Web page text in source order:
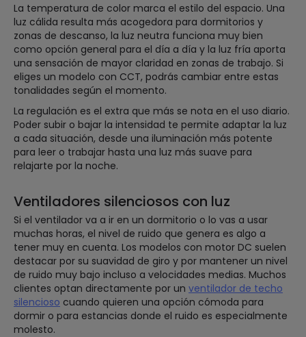
La temperatura de color marca el estilo del espacio. Una
luz cálida resulta más acogedora para dormitorios y
zonas de descanso, la luz neutra funciona muy bien
como opción general para el día a día y la luz fría aporta
una sensación de mayor claridad en zonas de trabajo. Si
eliges un modelo con CCT, podrás cambiar entre estas
tonalidades según el momento.
La regulación es el extra que más se nota en el uso diario.
Poder subir o bajar la intensidad te permite adaptar la luz
a cada situación, desde una iluminación más potente
para leer o trabajar hasta una luz más suave para
relajarte por la noche.
Ventiladores silenciosos con luz
Si el ventilador va a ir en un dormitorio o lo vas a usar
muchas horas, el nivel de ruido que genera es algo a
tener muy en cuenta. Los modelos con motor DC suelen
destacar por su suavidad de giro y por mantener un nivel
de ruido muy bajo incluso a velocidades medias. Muchos
clientes optan directamente por un ventilador de techo
silencioso cuando quieren una opción cómoda para
dormir o para estancias donde el ruido es especialmente
molesto.